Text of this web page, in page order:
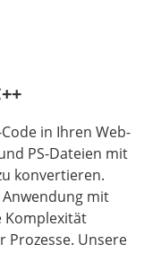
in Ihren Web-
PS-Dateien mit
konvertieren.
mit
Komplexität
Prozesse. Unsere